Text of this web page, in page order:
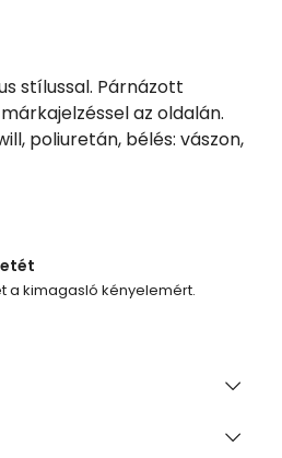
stílussal. Párnázott
az oldalán.
poliuretán, bélés: vászon,
a kimagasló kényelemért.